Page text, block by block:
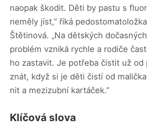
naopak škodit. Děti by pastu s
neměly jíst,” říká
Štětinová. „Na dětských
problém vzniká rychle a rodiče
ho zastavit. Je potřeba čistit už od
znát, když si je děti čistí od
nit a mezizubní kartáček.”
Klíčová slova